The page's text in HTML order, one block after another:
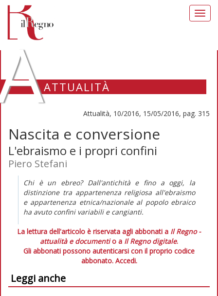
ATTUALITÀ
Attualità, 10/2016, 15/05/2016, pag. 315
Nascita e conversione
L'ebraismo e i propri confini
Piero Stefani
Chi è un ebreo? Dall'antichità e fino a oggi, la
distinzione tra appartenenza religiosa all'ebraismo
e appartenenza etnica/nazionale al popolo ebraico
ha avuto confini variabili e cangianti.
La lettura dell'articolo è riservata agli abbonati a Il Regno -
attualità e documentio a Il Regno digitale.
Gli abbonati possono autenticarsi con il proprio codice
abbonato. Accedi.
Leggi anche